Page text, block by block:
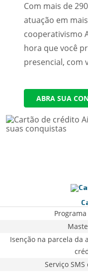
Com mais de
atuação em
cooperativismo
hora que você
presencial, com
ABRA SUA
Isenção na parcela da
Serviço